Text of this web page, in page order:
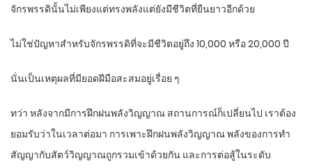
จักรพรรดินั้นไม่เพียงแต่ทรงพลังแต่ยังมีชีวิตที่ยืนยาวอีกด้วย
ไม่ใช่ปัญหาสำหรับจักรพรรดิที่จะมีชีวิตอยู่ถึง 10,000 หรือ 20,000 ปี
นั่นเป็นเหตุผลที่มียอดฝีมือสะสมอยู่เรื่อย ๆ
ทว่า หลังจากมีการฝึกฝนพลังวิญญาณ สถานการณ์ก็เปลี่ยนไป เราต้อง
ยอมรับว่าในเวลาต่อมา การเพาะฝึกฝนพลังวิญญาณ พลังของการทำ
สัญญากับสัตว์วิญญาณถูกรวมเข้าด้วยกัน และการต่อสู้ในระดับ